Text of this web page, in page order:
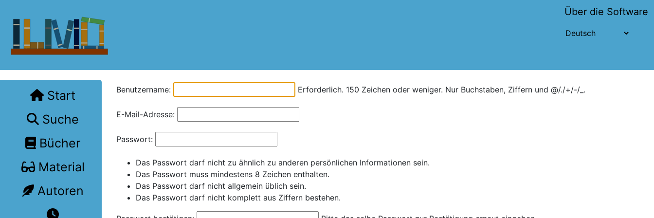
Über die Software
Start
Suche
Bücher
Material
Autoren
Benutzername: Erforderlich. 150 Zeichen oder weniger. Nur Buchstaben, Ziffern und @/./+/-/_.
E-Mail-Adresse:
Passwort:
Das Passwort darf nicht zu ähnlich zu anderen persönlichen Informationen sein.
Das Passwort muss mindestens 8 Zeichen enthalten.
Das Passwort darf nicht allgemein üblich sein.
Das Passwort darf nicht komplett aus Ziffern bestehen.